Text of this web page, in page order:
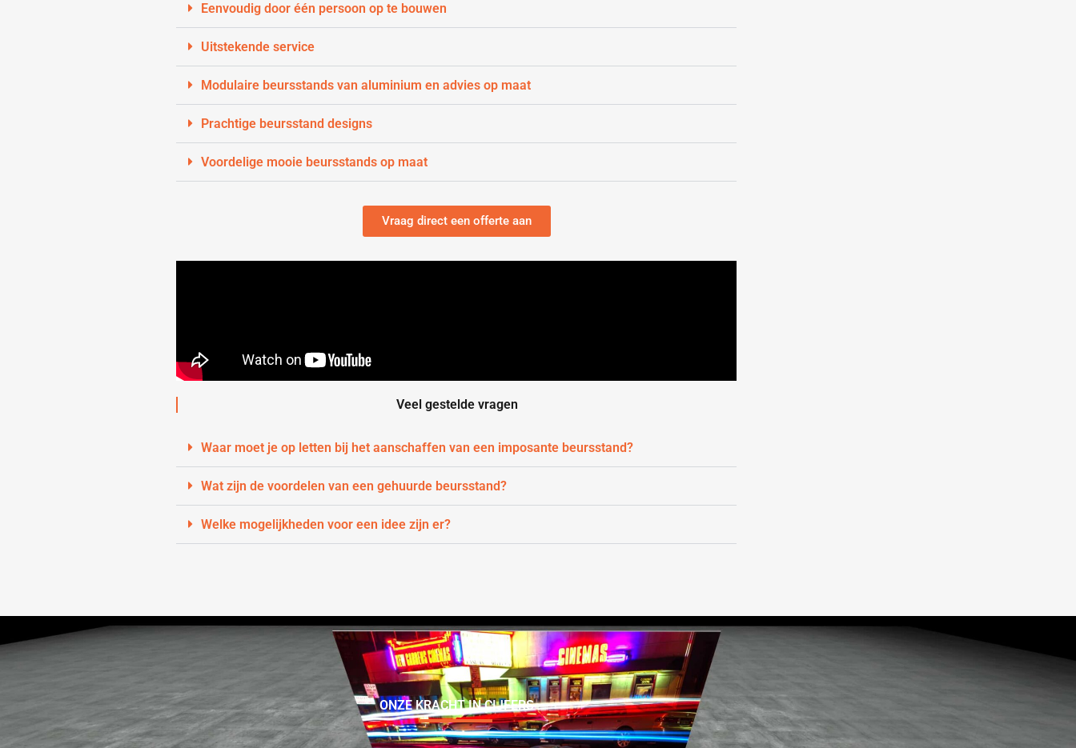
Eenvoudig door één persoon op te bouwen
Uitstekende service
Modulaire beursstands van aluminium en advies op maat
Prachtige beursstand designs
Voordelige mooie beursstands op maat
Vraag direct een offerte aan
Veel gestelde vragen
Waar moet je op letten bij het aanschaffen van een imposante beursstand?
Wat zijn de voordelen van een gehuurde beursstand?
Welke mogelijkheden voor een idee zijn er?
ONZE KRACHT IN CIJFERS